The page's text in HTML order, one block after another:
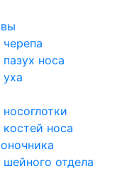
черепа
носа
уха
костей носа
шейного отдела